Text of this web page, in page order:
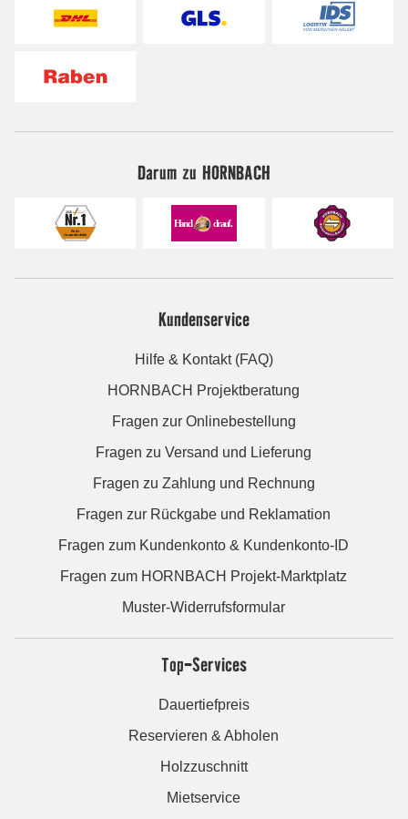
Darum zu HORNBACH
Kundenservice
Hilfe & Kontakt (FAQ)
HORNBACH Projektberatung
Fragen zur Onlinebestellung
Fragen zu Versand und Lieferung
Fragen zu Zahlung und Rechnung
Fragen zur Rückgabe und Reklamation
Fragen zum Kundenkonto & Kundenkonto-ID
Fragen zum HORNBACH Projekt-Marktplatz
Muster-Widerrufsformular
Top-Services
Dauertiefpreis
Reservieren & Abholen
Holzzuschnitt
Mietservice